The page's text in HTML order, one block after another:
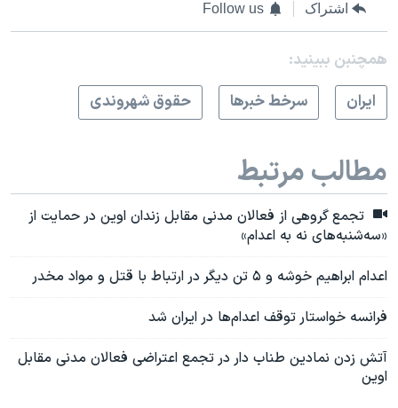
اشتراک Follow us
همچنبن ببینید:
ايران
سرخط خبرها حقوق شهروندی
مطالب مرتبط
تجمع گروهی از فعالان مدنی مقابل زندان اوین در حمایت از
«سه‌شنبه‌های نه به اعدام»
اعدام ابراهیم خوشه و ۵ تن دیگر در ارتباط با قتل و مواد مخدر
فرانسه خواستار توقف اعدام‌ها در ایران شد
آتش زدن نمادین طناب دار در تجمع اعتراضی فعالان مدنی مقابل
اوین